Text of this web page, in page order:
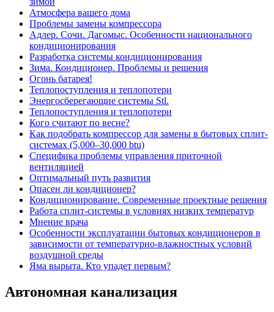
Атмосфера вашего дома
Проблемы замены компрессора
Адлер. Сочи. Дагомыс. Особенности национального
кондиционирования
Разработка системы кондиционирования
Зима. Кондиционер. Проблемы и решения
Огонь батарея!
Теплопоступления и теплопотери
Энергосберегающие системы Stl.
Теплопоступления и теплопотери
Кого считают по весне?
Как подобрать компрессор для замены в бытовых сплит-
системах (5,000–30,000 btu)
Специфика проблемы управления приточной
вентиляцией
Оптимальный путь развития
Опасен ли кондиционер?
Кондиционирование. Современные проектные решения
Работа сплит-системы в условиях низких температур
Мнение врача
Особенности эксплуатации бытовых кондиционеров в
зависимости от температурно-влажностных условий
воздушной среды
Яма вырыта. Кто упадет первым?
Автономная канализация